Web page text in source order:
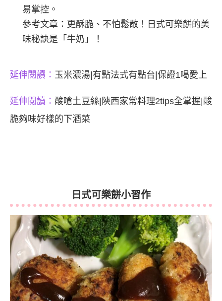
易掌控。
參考文章： 更酥脆、不怕鬆散！日式可樂餅的美
味秘訣是「牛奶」！
延伸閱讀： 玉米濃湯|有點法式有點台|保證1喝愛上
延伸閱讀： 酸嗆土豆絲|陝西家常料理2tips全掌握|酸
脆夠味好樣的下酒菜
日式可樂餅小習作